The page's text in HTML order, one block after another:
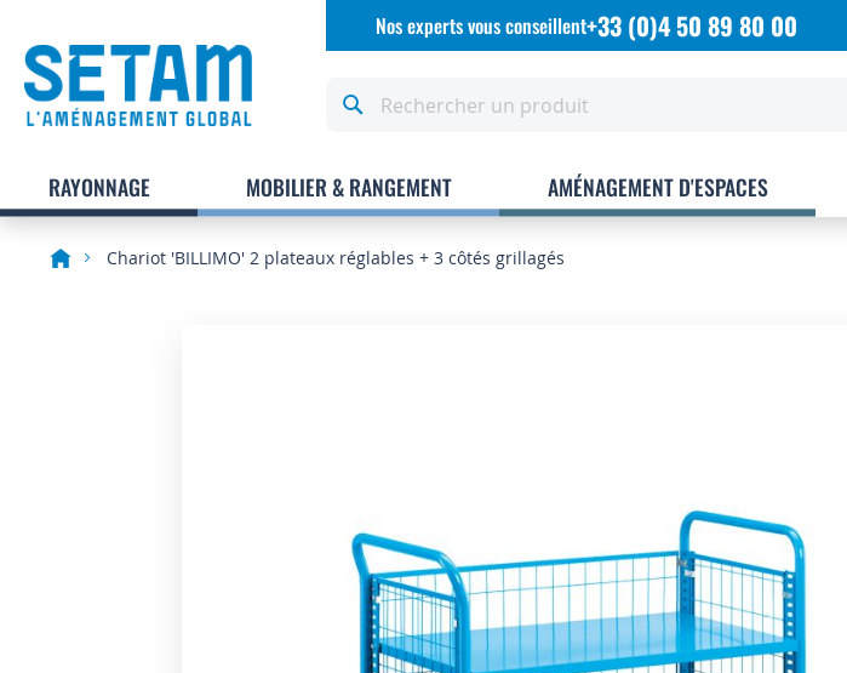
AllezNos experts vous conseillent+33 (0)4 50 89 80 00
RAYONNAGE MOBILIER & RANGEMENT AMÉNAGEMENT D'ESPACES
Chariot 'BILLIMO' 2 plateaux réglables + 3 côtés grillagés